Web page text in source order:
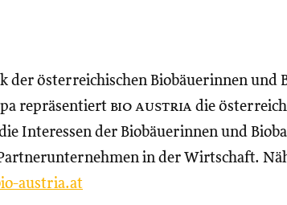
der österreichischen Biobäuerinnen und
repräsentiert bio austria die
Interessen der Biobäuerinnen und
in der Wirtschaft.
austria.at